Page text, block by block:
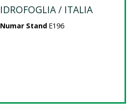
IDROFOGLIA / ITALIA
Numar Stand E196